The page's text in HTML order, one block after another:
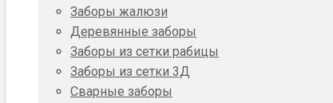
Заборы жалюзи
Деревянные заборы
Заборы из сетки рабицы
Заборы из сетки 3Д
Сварные заборы